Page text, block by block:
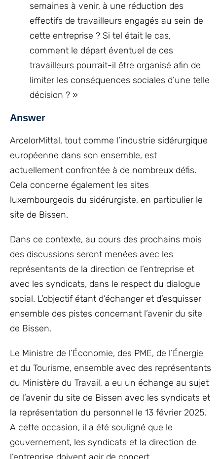
semaines à venir, à une réduction des
effectifs de travailleurs engagés au sein de
cette entreprise ? Si tel était le cas,
comment le départ éventuel de ces
travailleurs pourrait-il être organisé afin de
limiter les conséquences sociales d’une telle
décision ? »
Answer
ArcelorMittal, tout comme l’industrie sidérurgique
européenne dans son ensemble, est
actuellement confrontée à de nombreux défis.
Cela concerne également les sites
luxembourgeois du sidérurgiste, en particulier le
site de Bissen.
Dans ce contexte, au cours des prochains mois
des discussions seront menées avec les
représentants de la direction de l’entreprise et
avec les syndicats, dans le respect du dialogue
social. L’objectif étant d’échanger et d’esquisser
ensemble des pistes concernant l’avenir du site
de Bissen.
Le Ministre de l’Économie, des PME, de l’Énergie
et du Tourisme, ensemble avec des représentants
du Ministère du Travail, a eu un échange au sujet
de l’avenir du site de Bissen avec les syndicats et
la représentation du personnel le 13 février 2025.
A cette occasion, il a été souligné que le
gouvernement, les syndicats et la direction de